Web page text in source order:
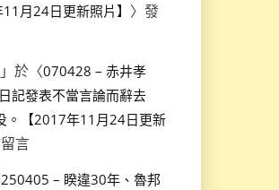
月24日更新照片】 〉發
」於〈070428 – 赤井孝
記發表不當言論而辭去
。【2017年11月24日更新
言
250405 – 睽違30年、魯邦